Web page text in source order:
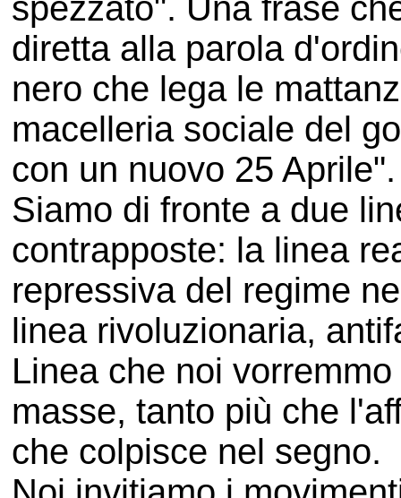
spezzato". Una frase
diretta alla parola
nero che lega le
macelleria sociale del
con un nuovo 25 Aprile".
Siamo di fronte a due
contrapposte: la linea
repressiva del regime
linea rivoluzionaria,
Linea che noi
masse, tanto più che
che colpisce nel segno.